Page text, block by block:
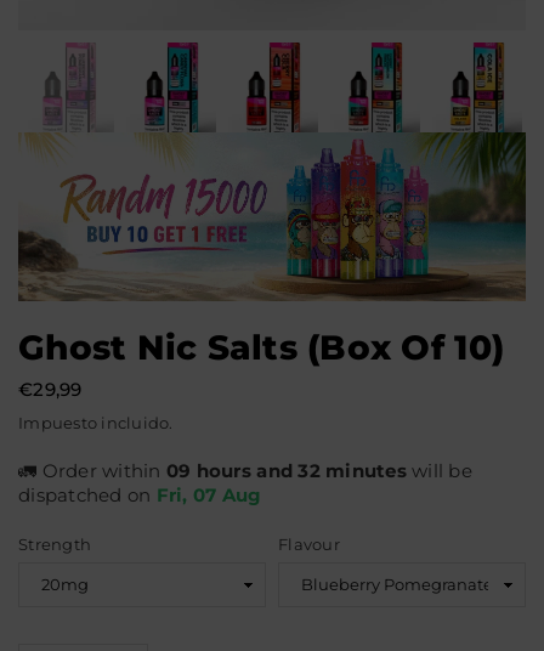
Ghost Nic Salts (Box Of 10)
Precio
habitual
€29,99
Impuesto incluido.
🚛 Order within 09 hours and 32 minuteswill be
dispatched on Fri, 07 Aug
Strength Flavour